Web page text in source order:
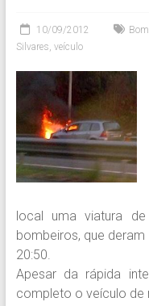
10/09/2012
Silvares, veículo
local uma viatura
bombeiros, que
20:50.
Apesar da rápida
completo o veículo de